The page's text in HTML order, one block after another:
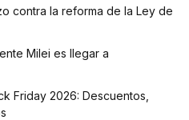
contra la reforma de la Ley de
Milei es llegar a
Friday 2026: Descuentos,